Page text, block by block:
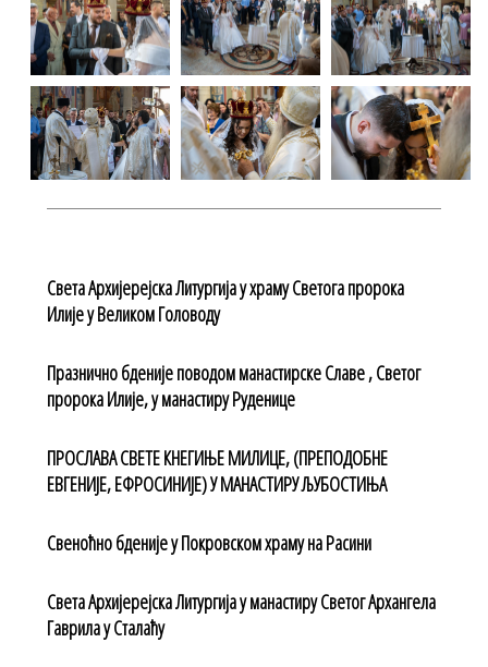
Света Архијерејска Литургија у храму Светога пророка
Илије у Великом Головоду
Празнично бденије поводом манастирске Славе , Светог
пророка Илије, у манастиру Руденице
ПРОСЛАВА СВЕТЕ КНЕГИЊЕ МИЛИЦЕ, (ПРЕПОДОБНЕ
ЕВГЕНИЈЕ, ЕФРОСИНИЈЕ) У МАНАСТИРУ ЉУБОСТИЊА
Свеноћно бденије у Покровском храму на Расини
Света Архијерејска Литургија у манастиру Светог Архангела
Гаврила у Сталаћу